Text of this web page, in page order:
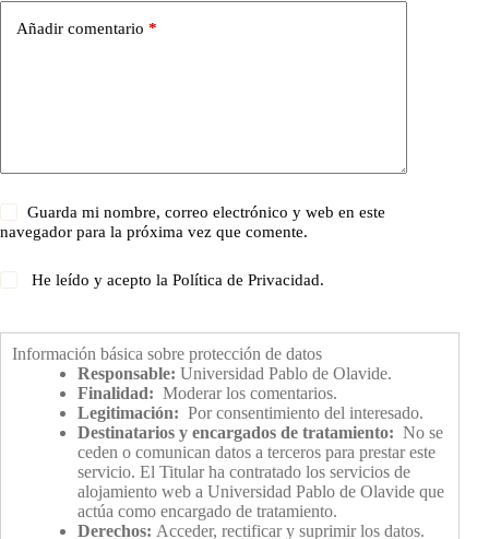
Añadir comentario *
Guarda mi nombre, correo electrónico y web en este
navegador para la próxima vez que comente.
He leído y acepto laPolítica de Privacidad.
Información básica sobre protección de datos
Responsable: Universidad Pablo de Olavide.
Finalidad: Moderar los comentarios.
Legitimación: Por consentimiento del interesado.
Destinatarios y encargados de tratamiento: No se
ceden o comunican datos a terceros para prestar este
servicio. El Titular ha contratado los servicios de
alojamiento web a Universidad Pablo de Olavide que
actúa como encargado de tratamiento.
Derechos: Acceder, rectificar y suprimir los datos.